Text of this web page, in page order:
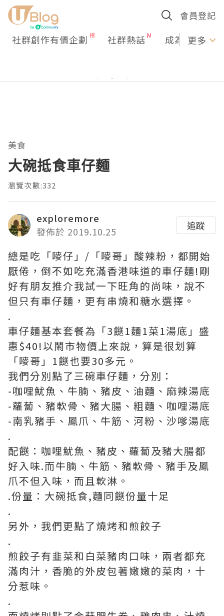
會員登記
社群創作有價企劃 社群熱話 成為U更多
美食
大碗抵食車仔麵
瀏覽次數:332
exploremore
發佈於 2019.10.25
追蹤
總是吃「嘜仔」/「嘜哥」酸辣粉，都開始
厭倦，倒不如吃充滿香港味道的車仔麵!剛
好有朋友推介我試一下旺角的尚味，說不
但只有車仔麵，更有串燒和糖水選擇。
.
車仔麵基本套餐為「3餸1麵1菜1湯底」盛
惠$40!以鬧市物價上來說，算是很划算
「嘜哥」1餸也要30多元。
我們分別點了三碗車仔麵，分別：
-咖哩魷魚、牛腩、豬皮、油麵、麻辣湯底
-蘿蔔、豬軟骨、豬大腸、粗麵、咖哩湯底
-南乳豬手、鳳爪、牛筋、河粉、沙嗲湯底
.
配餸：咖哩魷魚、豬皮、蘿蔔及豬大腸都
好入味.而牛腩、牛筋、豬軟骨、豬手及鳳
爪不但入味，而且軟淋。
.份量：大碗抵食,麵同餸份量十足
.
另外，我們更點了燒烤和煎餃子
.
煎餃子有韭菜和白菜豬肉口味，兩者都充
滿肉汁，香脆的外皮包著嫩嫩的菜肉，十
分惹味。
.